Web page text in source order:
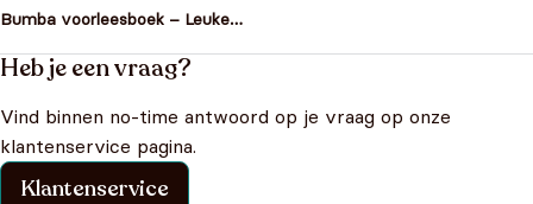
Bumba voorleesboek – Leuke
Heb je een vraag?
Vind binnen no-time antwoord op je vraag op onze
klantenservice pagina.
Klantenservice